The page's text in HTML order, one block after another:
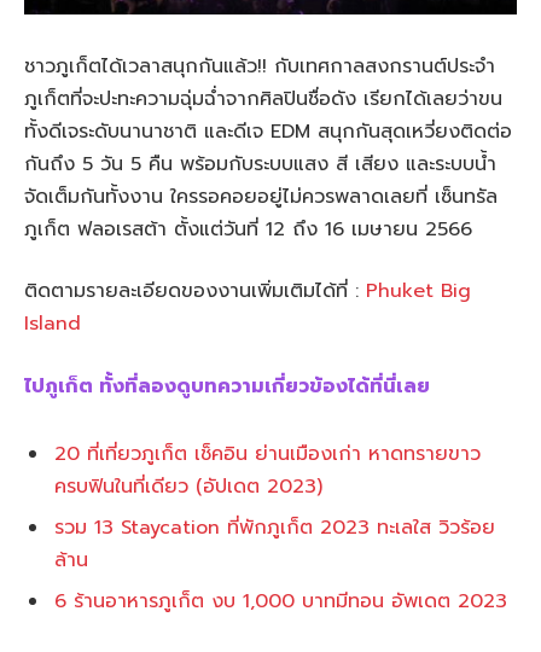
ชาวภูเก็ตได้เวลาสนุกกันแล้ว!! กับเทศกาลสงกรานต์ประจำ
ภูเก็ตที่จะปะทะความฉุ่มฉ่ำจากศิลปินชื่อดัง เรียกได้เลยว่าขน
ทั้งดีเจระดับนานาชาติ และดีเจ EDM สนุกกันสุดเหวี่ยงติดต่อ
กันถึง 5 วัน 5 คืน พร้อมกับระบบแสง สี เสียง และระบบน้ำ
จัดเต็มกันทั้งงาน ใครรอคอยอยู่ไม่ควรพลาดเลยที่ เซ็นทรัล
ภูเก็ต ฟลอเรสต้า ตั้งแต่วันที่ 12 ถึง 16 เมษายน 2566
ติดตามรายละเอียดของงานเพิ่มเติมได้ที่ : Phuket Big
Island
ไปภูเก็ต ทั้งที่ลองดูบทความเกี่ยวข้องได้ที่นี่เลย
20 ที่เที่ยวภูเก็ต เช็คอิน ย่านเมืองเก่า หาดทรายขาว
ครบฟินในที่เดียว (อัปเดต 2023)
รวม 13 Staycation ที่พักภูเก็ต 2023 ทะเลใส วิวร้อย
ล้าน
6 ร้านอาหารภูเก็ต งบ 1,000 บาทมีทอน อัพเดต 2023